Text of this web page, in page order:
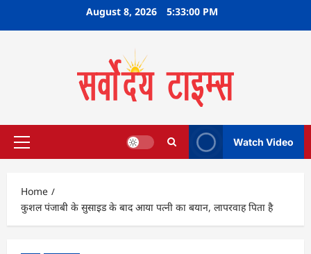
August 8, 2026 5:33:01 PM
Primary
Watch Video
Home
कुशल पंजाबी के सुसाइड के बाद आया पत्नी का बयान, लापरवाह पिता है